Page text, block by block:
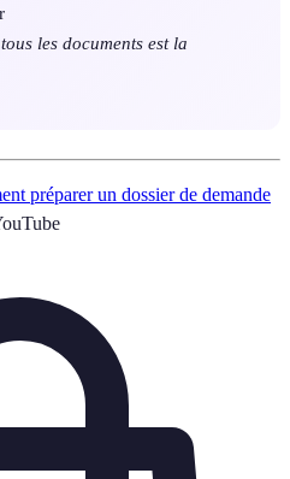
les documents est la
préparer un dossier de demande